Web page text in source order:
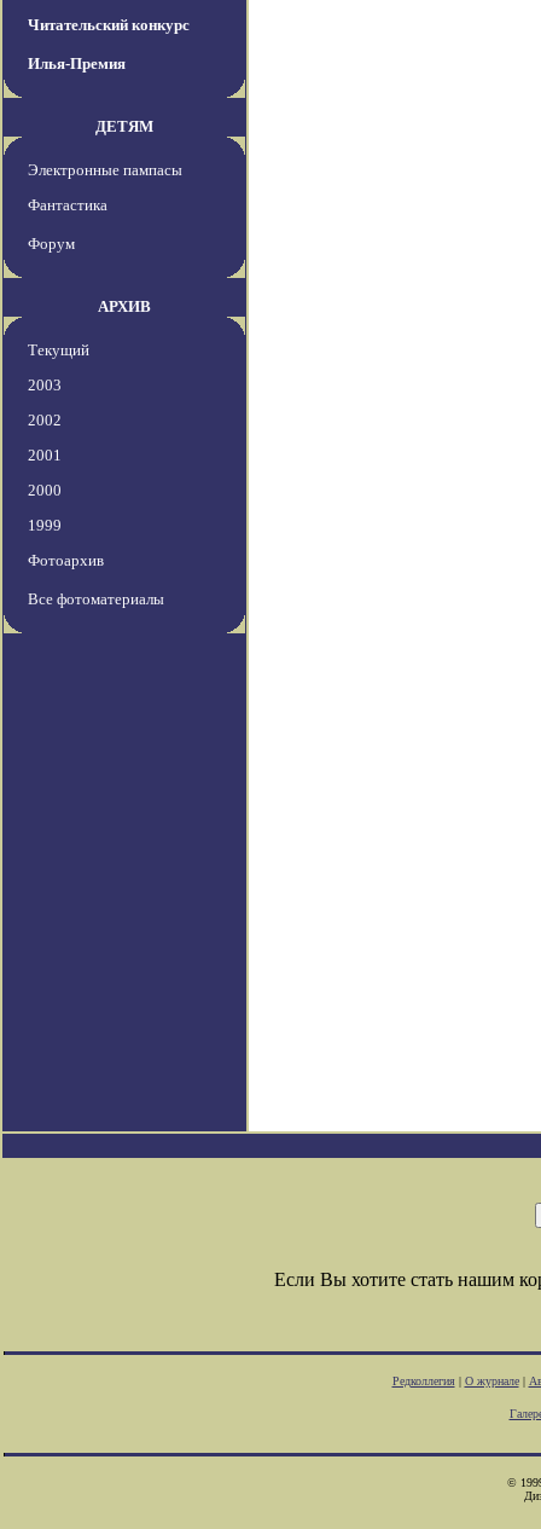
Читательский конкурс
Илья-Премия
ДЕТЯМ
Электронные пампасы
Фантастика
Форум
АРХИВ
Текущий
2003
2002
2001
2000
1999
Фотоархив
Все фотоматериалы
Если Вы хотите стать нашим
Редколлегия| О журнале|
©